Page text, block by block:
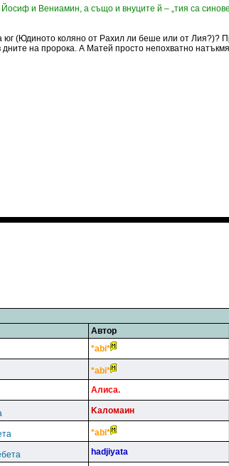
и Вениамин, а също и внуците й – „тия са
юг (Юдиното коляно от Рахил ли беше или от
дните на пророка. А Матей просто непохватно
Автор
*abi*
*abi*
Aлиca.
Kaлoмaин
*abi*
hadjiyata